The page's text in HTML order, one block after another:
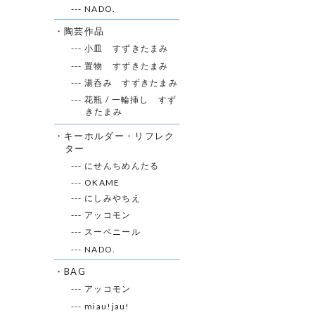
--- NADO.
・陶芸作品
--- 小皿 すずきたまみ
--- 置物 すずきたまみ
--- 湯呑み すずきたまみ
--- 花瓶 / 一輪挿し すず
きたまみ
・キーホルダー・リフレク
ター
--- にせんちめんたる
--- OKAME
--- にしみやちえ
--- アッコモン
--- スーベニール
--- NADO.
・BAG
--- アッコモン
--- miau!jau!